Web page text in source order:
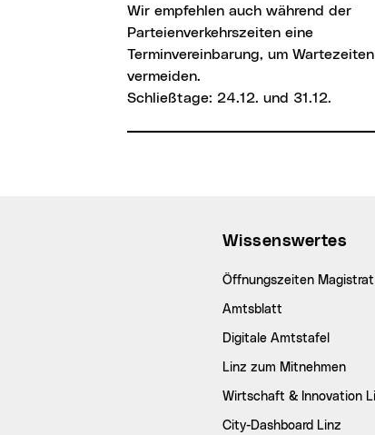
Wir empfehlen auch während der
Parteienverkehrszeiten eine
Terminvereinbarung, um
vermeiden.
Schließtage: 24.12. und 31.12.
Wissenswertes
Öffnungszeiten Magistrat
Amtsblatt
Digitale Amtstafel
Linz zum Mitnehmen
Wirtschaft & Innovation
City-Dashboard Linz